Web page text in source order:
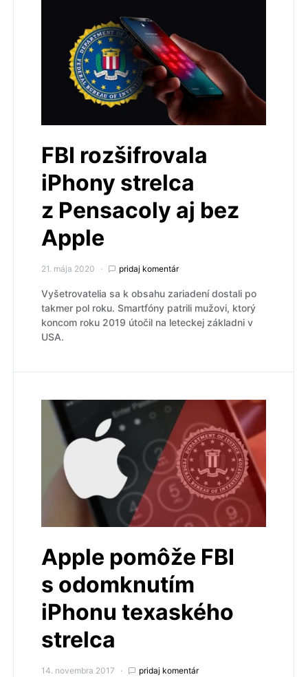
FBI rozšifrovala
iPhony strelca
z Pensacoly aj bez
Apple
21. mája 2020 pridaj komentár
Vyšetrovatelia sa k obsahu zariadení dostali po
takmer pol roku. Smartfóny patrili mužovi, ktorý
koncom roku 2019 útočil na leteckej základni v
USA.
Apple pomôže FBI
s odomknutím
iPhonu texaského
strelca
14. novembra 2017 pridaj komentár